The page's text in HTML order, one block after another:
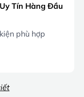
Tín Hàng Đầu
phù hợp